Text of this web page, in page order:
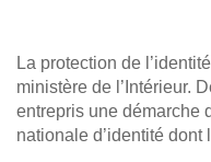
La protection de
ministère de l’Intérieur.
entrepris une démarche
nationale d’identité dont